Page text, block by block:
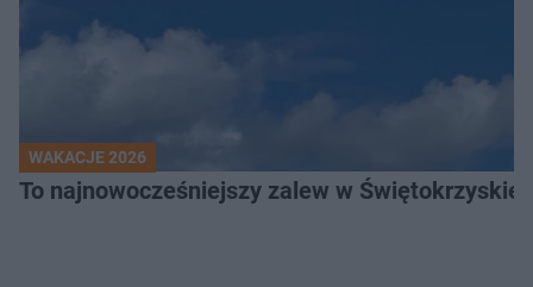
WAKACJE 2026
To najnowocześniejszy zalew w